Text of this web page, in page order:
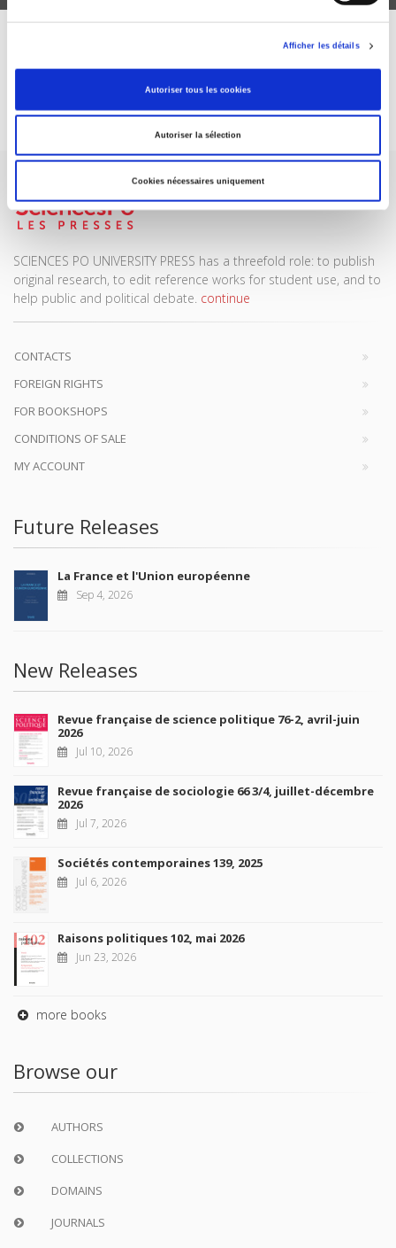
Afficher les détails
Autoriser tous les cookies
Autoriser la sélection
Cookies nécessaires uniquement
DISCOVER OUR JOURNALS
SCIENCES PO UNIVERSITY PRESS has a threefold role: to publish
original research, to edit reference works for student use, and to
help public and political debate. continue
CONTACTS
FOREIGN RIGHTS
FOR BOOKSHOPS
CONDITIONS OF SALE
MY ACCOUNT
Future Releases
La France et l'Union européenne
Sep 4, 2026
New Releases
Revue française de science politique 76-2, avril-juin
2026
Jul 10, 2026
Revue française de sociologie 66 3/4, juillet-décembre
2026
Jul 7, 2026
Sociétés contemporaines 139, 2025
Jul 6, 2026
Raisons politiques 102, mai 2026
Jun 23, 2026
more books
Browse our
AUTHORS
COLLECTIONS
DOMAINS
JOURNALS